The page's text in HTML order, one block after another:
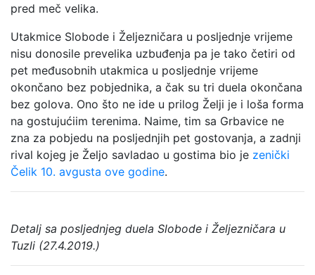
pred meč velika.
Utakmice Slobode i Željezničara u posljednje vrijeme
nisu donosile prevelika uzbuđenja pa je tako četiri od
pet međusobnih utakmica u posljednje vrijeme
okončano bez pobjednika, a čak su tri duela okončana
bez golova. Ono što ne ide u prilog Želji je i loša forma
na gostujućiim terenima. Naime, tim sa Grbavice ne
zna za pobjedu na posljednjih pet gostovanja, a zadnji
rival kojeg je Željo savladao u gostima bio je zenički
Čelik 10. avgusta ove godine.
Detalj sa posljednjeg duela Slobode i Željezničara u
Tuzli (27.4.2019.)